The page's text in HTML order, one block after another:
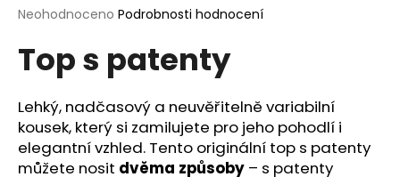
Průměrné
produktu
z
5
hvězdiček.
Neohodnoceno Podrobnosti hodnocení
Top s patenty
Lehký, nadčasový a neuvěřitelně variabilní
kousek, který si zamilujete pro jeho pohodlí i
elegantní vzhled. Tento originální top s patenty
můžete nosit dvěma způsoby – s patenty
a
j
í
?